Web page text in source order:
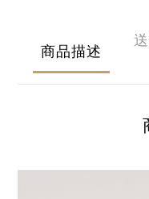
商品描述